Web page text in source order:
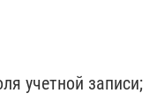
учетной записи;